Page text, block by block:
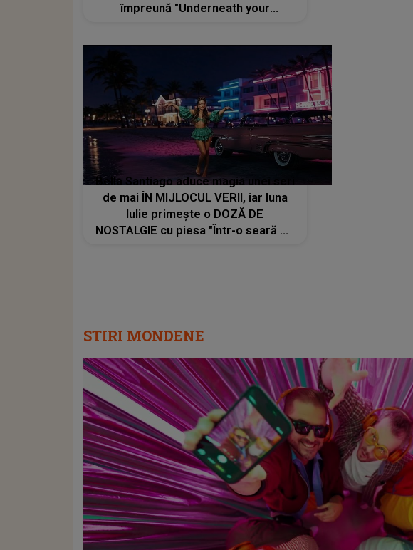
împreună "Underneath your
foarte bine împreună, ne înțelegem
Bella Santiago aduce magia unei seri
de mai ÎN MIJLOCUL VERII, iar luna
Iulie primește o DOZĂ DE
NOSTALGIE cu piesa "Într-o seară de
STIRI MONDENE